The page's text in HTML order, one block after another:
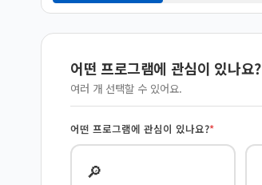
어떤 프로그램에 관심이 있나요?
여러 개 선택할 수 있어요.
어떤 프로그램에 관심이 있나요?*
🔎